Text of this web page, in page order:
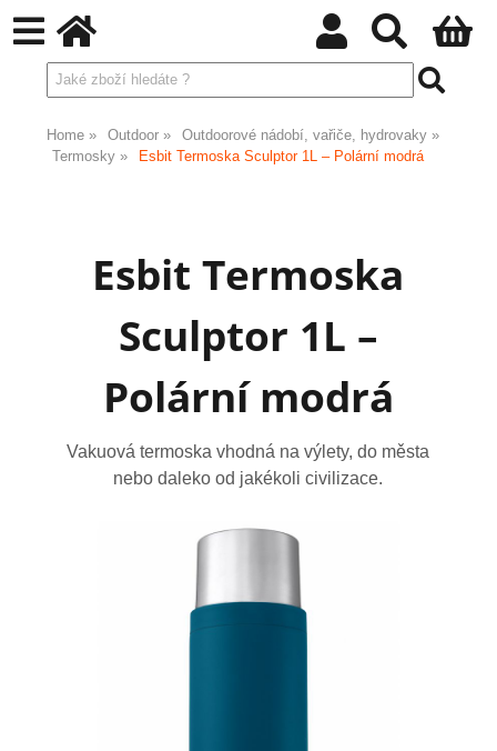
Home Outdoor
Outdoorové nádobí, vařiče, hydrovaky
Termosky
Esbit Termoska Sculptor 1L – Polární modrá
Esbit Termoska
Sculptor 1L –
Polární modrá
Vakuová termoska vhodná na výlety, do města
nebo daleko od jakékoli civilizace.